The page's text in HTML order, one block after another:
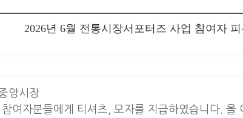
2026년 6월 전통시장서포터즈 사업 참여자
앙시장
여자분들에게 티셔츠, 모자를 지급하였습니다. 올